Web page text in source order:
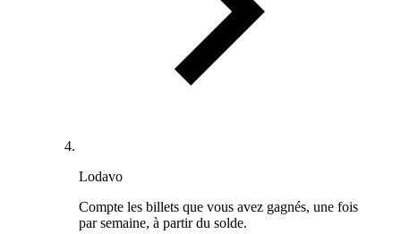
Lodavo
Compte les billets que vous avez gagnés, une fois
par semaine, à partir du solde.